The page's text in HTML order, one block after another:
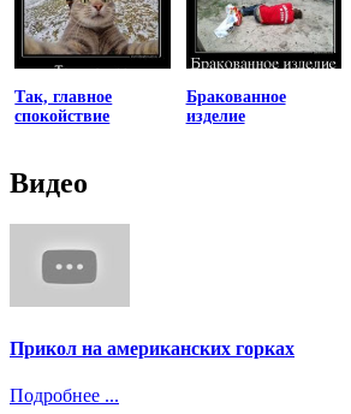
Так, главное
спокойствие
Бракованное
изделие
Видео
Прикол на американских горках
Подробнее ...